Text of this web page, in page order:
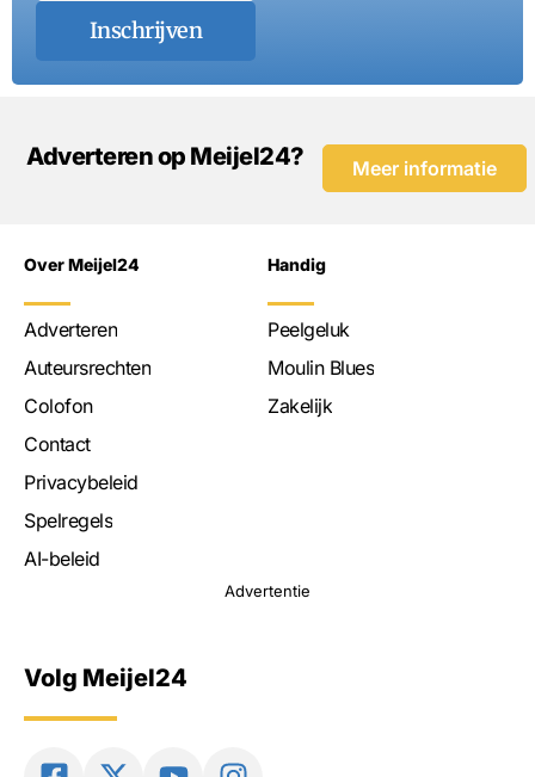
Inschrijven
Adverteren op Meijel24? Meer informatie
Over Meijel24
Adverteren
Auteursrechten
Colofon
Contact
Privacybeleid
Spelregels
AI-beleid
Handig
Peelgeluk
Moulin Blues
Zakelijk
Advertentie
Volg Meijel24